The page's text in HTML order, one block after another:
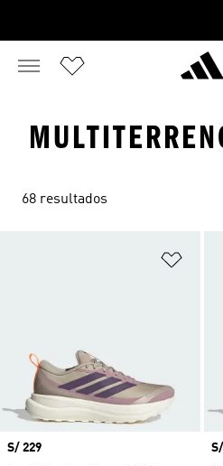
68 resultados
Precio
S/ 229